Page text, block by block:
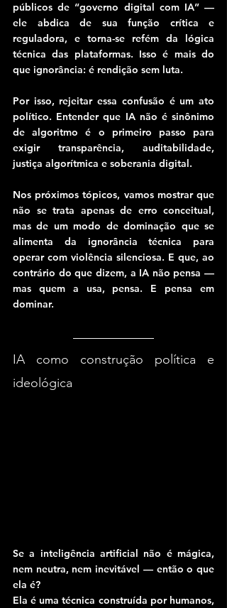
públicos de “governo digital com IA” —
ele abdica de sua função crítica e
reguladora, e torna-se refém da lógica
técnica das plataformas. Isso é mais do
que ignorância: é rendição sem luta.
Por isso, rejeitar essa confusão é um ato
político. Entender que IA não é sinônimo
de algoritmo é o primeiro passo para
exigir transparência, auditabilidade,
justiça algorítmica e soberania digital.
Nos próximos tópicos, vamos mostrar que
não se trata apenas de erro conceitual,
mas de um modo de dominação que se
alimenta da ignorância técnica para
operar com violência silenciosa. E que, ao
contrário do que dizem, a IA não pensa —
mas quem a usa, pensa. E pensa em
dominar.
IA como construção política e
ideológica
Se a inteligência artificial não é mágica,
nem neutra, nem inevitável — então o que
ela é?
Ela é uma técnica construída por humanos,